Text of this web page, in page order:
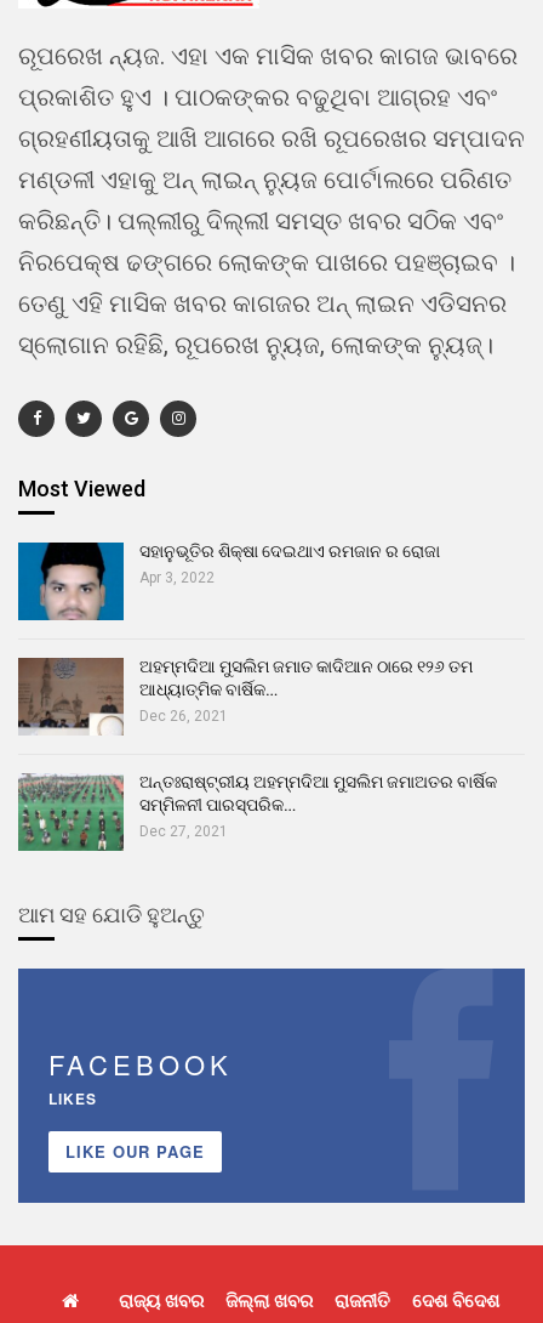
ରୂପରେଖ ନ୍ୟଜ. ଏହା ଏକ ମାସିକ ଖବର କାଗଜ ଭାବରେ
ପ୍ରକାଶିତ ହୁଏ । ପାଠକଙ୍କର ବଢୁଥିବା ଆଗ୍ରହ ଏବଂ
ଗ୍ରହଣୀୟତାକୁ ଆଖି ଆଗରେ ରଖି ରୂପରେଖର ସମ୍ପାଦନ
ମଣ୍ଡଳୀ ଏହାକୁ ଅନ୍ ଲାଇନ୍ ନ୍ୟୁଜ ପୋର୍ଟାଲରେ ପରିଣତ
କରିଛନ୍ତି। ପଲ୍ଲୀରୁ ଦିଲ୍ଲୀ ସମସ୍ତ ଖବର ସଠିକ ଏବଂ
ନିରପେକ୍ଷ ଢଙ୍ଗରେ ଲୋକଙ୍କ ପାଖରେ ପହଞ୍ଚାଇବ ।
ତେଣୁ ଏହି ମାସିକ ଖବର କାଗଜର ଅନ୍ ଲାଇନ ଏଡିସନର
ସ୍ଲୋଗାନ ରହିଛି, ରୂପରେଖ ନ୍ୟୁଜ, ଲୋକଙ୍କ ନ୍ୟୁଜ୍।
Most Viewed
ସହାନୁଭୂତିର ଶିକ୍ଷା ଦେଇଥାଏ ରମଜାନ ର ରୋଜା
Apr 3, 2022
ଅହମ୍ମଦିଆ ମୁସଲିମ ଜମାତ କାଦିଆନ ଠାରେ ୧୨୬ ତମ
ଆଧ୍ୟାତ୍ମିକ ବାର୍ଷିକ…
Dec 26, 2021
ଅନ୍ତଃରାଷ୍ଟ୍ରୀୟ ଅହମ୍ମଦିଆ ମୁସଲିମ ଜମାଅତର ବାର୍ଷିକ
ସମ୍ମିଳନୀ ପାରସ୍ପରିକ…
Dec 27, 2021
ଆମ ସହ ଯୋଡି ହୁଅନ୍ତୁ
FACEBOOK
LIKES
LIKE OUR PAGE
ରାଜ୍ୟ ଖବର ଜିଲ୍ଲା ଖବର ରାଜନୀତି ଦେଶ ବିଦେଶ